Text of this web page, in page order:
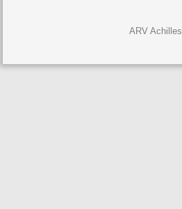
ARV Achilles